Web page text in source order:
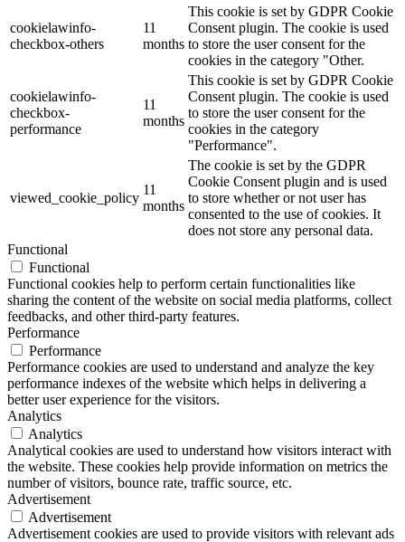
cookielawinfo-
checkbox-others
11
months
This cookie is set by GDPR Cookie
Consent plugin. The cookie is used
to store the user consent for the
cookies in the category "Other.
cookielawinfo-
checkbox-
performance
11
months
This cookie is set by GDPR Cookie
Consent plugin. The cookie is used
to store the user consent for the
cookies in the category
"Performance".
viewed_cookie_policy
11
months
The cookie is set by the GDPR
Cookie Consent plugin and is used
to store whether or not user has
consented to the use of cookies. It
does not store any personal data.
Functional
Functional
Functional cookies help to perform certain functionalities like
sharing the content of the website on social media platforms, collect
feedbacks, and other third-party features.
Performance
Performance
Performance cookies are used to understand and analyze the key
performance indexes of the website which helps in delivering a
better user experience for the visitors.
Analytics
Analytics
Analytical cookies are used to understand how visitors interact with
the website. These cookies help provide information on metrics the
number of visitors, bounce rate, traffic source, etc.
Advertisement
Advertisement
Advertisement cookies are used to provide visitors with relevant ads